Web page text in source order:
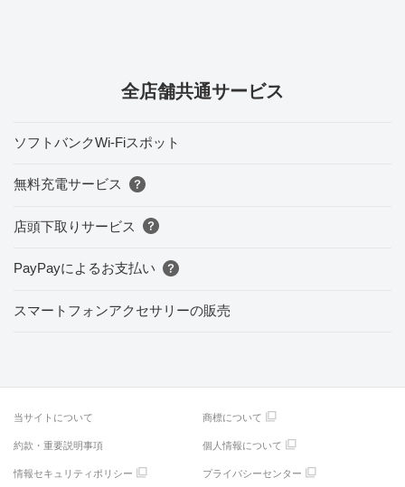
全店舗共通サービス
ソフトバンクWi-Fiスポット
無料充電サービス
店頭下取りサービス
PayPayによるお支払い
スマートフォンアクセサリーの販売
当サイトについて 商標について
約款・重要説明事項 個人情報について
情報セキュリティポリシー プライバシーセンター